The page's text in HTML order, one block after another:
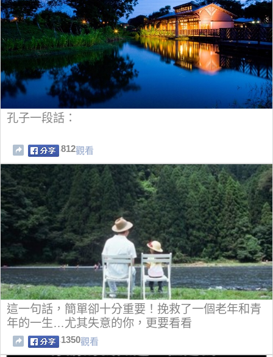
孔子一段話：
812觀看
這一句話，簡單卻十分重要！挽救了一個老年和青
年的一生…尤其失意的你，更要看看
1350觀看